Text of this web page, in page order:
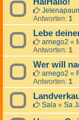
HalHallo!
Antworten: 1
Lebe
arnego2 «
Antworten: 1
Wer will
arnego2 «
Antworten: 1
Sala « Sa